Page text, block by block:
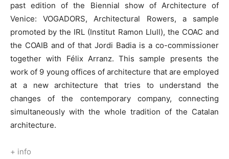
past edition of the Biennial show of Architecture of
Venice: VOGADORS, Architectural Rowers, a sample
promoted by the IRL (Institut Ramon Llull), the COAC and
the COAIB and of that Jordi Badia is a co-commissioner
together with Félix Arranz. This sample presents the
work of 9 young offices of architecture that are employed
at a new architecture that tries to understand the
changes of the contemporary company, connecting
simultaneously with the whole tradition of the Catalan
architecture.
+ info